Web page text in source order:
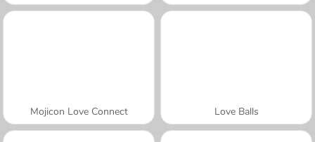
Mojicon Love Connect Love Balls